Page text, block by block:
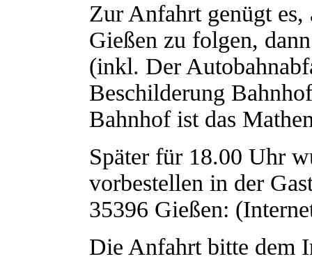
Zur Anfahrt genügt
Gießen zu folgen,
(inkl. Der
Beschilderung
Bahnhof ist das
Später für 18.00 Uhr
vorbestellen in der
35396 Gießen:
Die Anfahrt bitte dem